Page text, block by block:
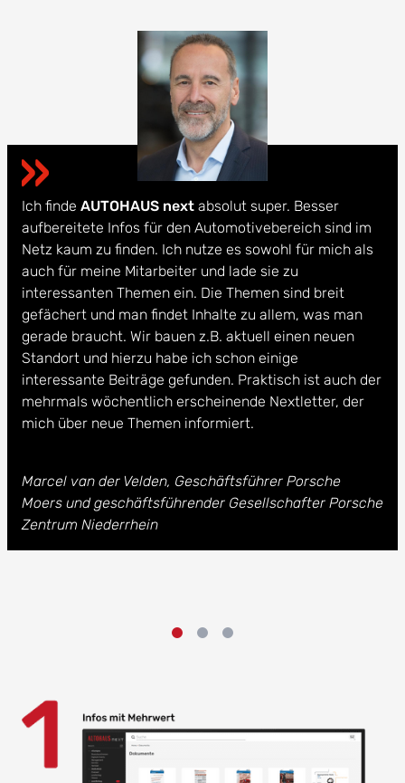
Ich finde AUTOHAUS next absolut super. Besser
aufbereitete Infos für den Automotivebereich sind im
Netz kaum zu finden. Ich nutze es sowohl für mich als
auch für meine Mitarbeiter und lade sie zu
interessanten Themen ein. Die Themen sind breit
gefächert und man findet Inhalte zu allem, was man
gerade braucht. Wir bauen z.B. aktuell einen neuen
Standort und hierzu habe ich schon einige
interessante Beiträge gefunden. Praktisch ist auch der
mehrmals wöchentlich erscheinende Nextletter, der
mich über neue Themen informiert.
Marcel van der Velden, Geschäftsführer Porsche
Moers und geschäftsführender Gesellschafter Porsche
Zentrum Niederrhein